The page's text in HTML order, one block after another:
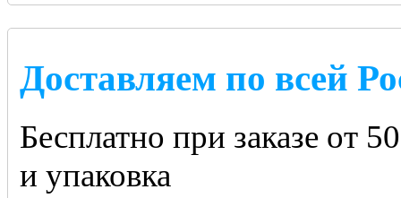
Доставляем по всей
Бесплатно при заказе от
и упаковка